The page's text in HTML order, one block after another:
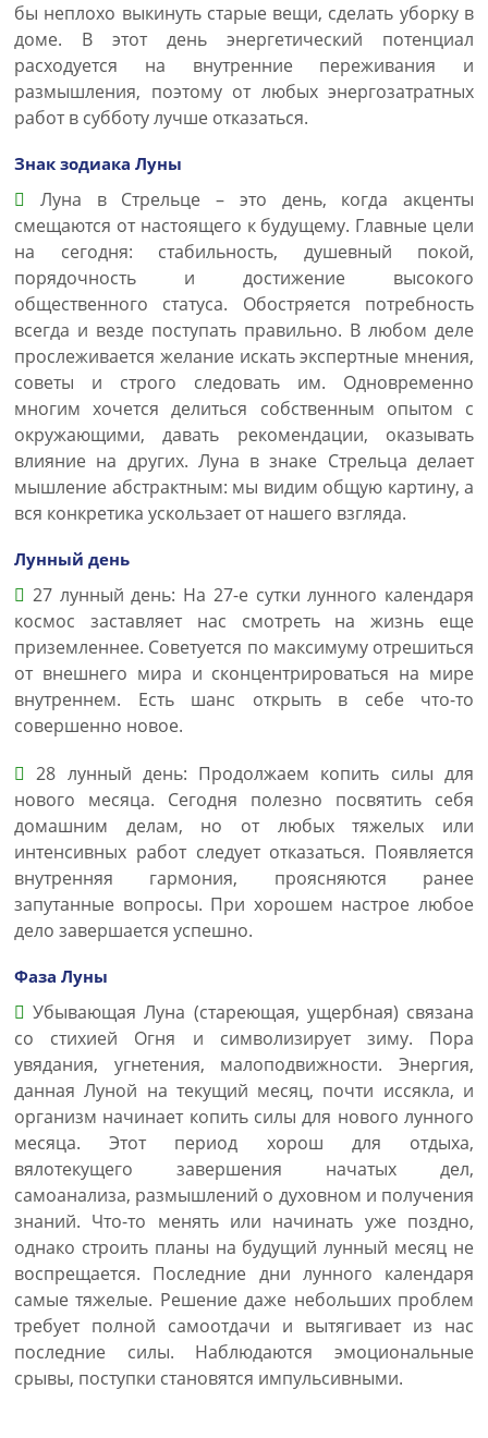
бы неплохо выкинуть старые вещи, сделать уборку в
доме. В этот день энергетический потенциал
расходуется на внутренние переживания и
размышления, поэтому от любых энергозатратных
работ в субботу лучше отказаться.
Знак зодиака Луны
Луна в Стрельце – это день, когда акценты
смещаются от настоящего к будущему. Главные цели
на сегодня: стабильность, душевный покой,
порядочность и достижение высокого
общественного статуса. Обостряется потребность
всегда и везде поступать правильно. В любом деле
прослеживается желание искать экспертные мнения,
советы и строго следовать им. Одновременно
многим хочется делиться собственным опытом с
окружающими, давать рекомендации, оказывать
влияние на других. Луна в знаке Стрельца делает
мышление абстрактным: мы видим общую картину, а
вся конкретика ускользает от нашего взгляда.
Лунный день
27 лунный день: На 27-е сутки лунного календаря
космос заставляет нас смотреть на жизнь еще
приземленнее. Советуется по максимуму отрешиться
от внешнего мира и сконцентрироваться на мире
внутреннем. Есть шанс открыть в себе что-то
совершенно новое.
28 лунный день: Продолжаем копить силы для
нового месяца. Сегодня полезно посвятить себя
домашним делам, но от любых тяжелых или
интенсивных работ следует отказаться. Появляется
внутренняя гармония, проясняются ранее
запутанные вопросы. При хорошем настрое любое
дело завершается успешно.
Фаза Луны
Убывающая Луна (стареющая, ущербная) связана
со стихией Огня и символизирует зиму. Пора
увядания, угнетения, малоподвижности. Энергия,
данная Луной на текущий месяц, почти иссякла, и
организм начинает копить силы для нового лунного
месяца. Этот период хорош для отдыха,
вялотекущего завершения начатых дел,
самоанализа, размышлений о духовном и получения
знаний. Что-то менять или начинать уже поздно,
однако строить планы на будущий лунный месяц не
воспрещается. Последние дни лунного календаря
самые тяжелые. Решение даже небольших проблем
требует полной самоотдачи и вытягивает из нас
последние силы. Наблюдаются эмоциональные
срывы, поступки становятся импульсивными.